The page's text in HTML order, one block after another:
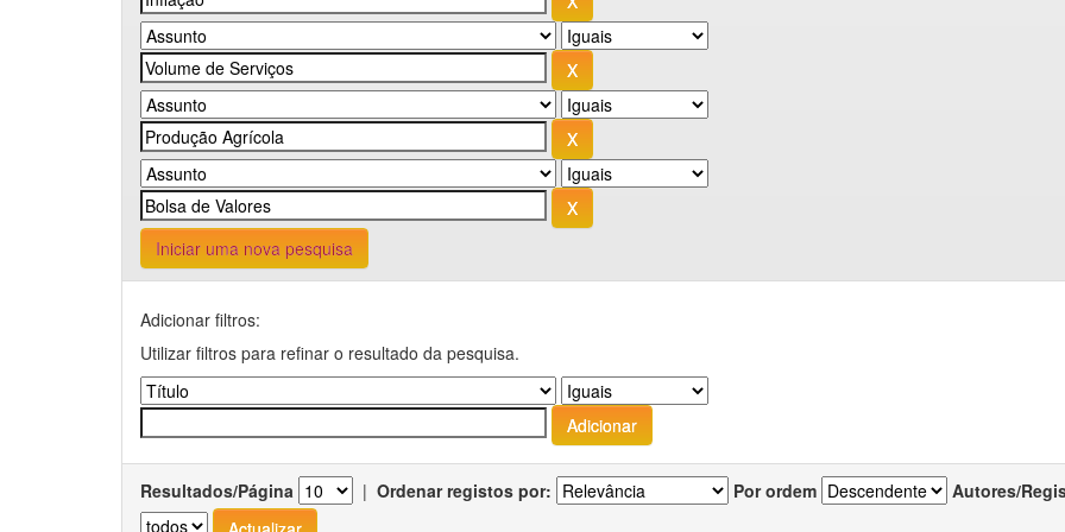
Iniciar uma nova pesquisa
Adicionar filtros:
Utilizar filtros para refinar o resultado da pesquisa.
Resultados/Página | Ordenar registos por: Por ordem Autores/